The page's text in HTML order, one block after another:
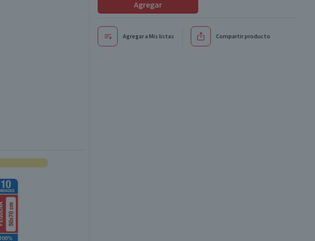
Agregar
Agregar a Mis listas Compartir producto